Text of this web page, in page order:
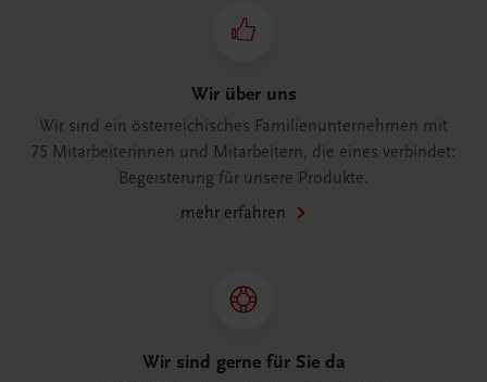
Wir über uns
Wir sind ein österreichisches Familienunternehmen mit
75 Mitarbeiterinnen und Mitarbeitern, die eines verbindet:
Begeisterung für unsere Produkte.
mehr erfahren
Wir sind gerne für Sie da